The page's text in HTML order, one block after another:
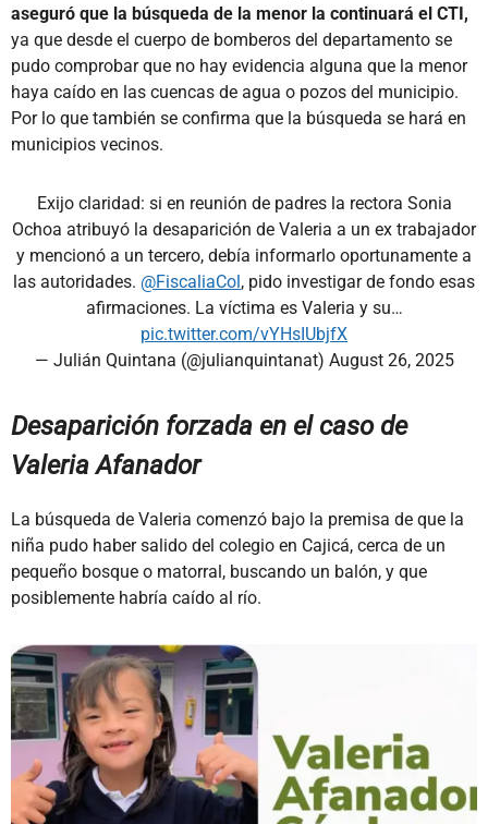
aseguró que la búsqueda de la menor la continuará el CTI,
ya que desde el cuerpo de bomberos del departamento se
pudo comprobar que no hay evidencia alguna que la menor
haya caído en las cuencas de agua o pozos del municipio.
Por lo que también se confirma que la búsqueda se hará en
municipios vecinos.
Exijo claridad: si en reunión de padres la rectora Sonia
Ochoa atribuyó la desaparición de Valeria a un ex trabajador
y mencionó a un tercero, debía informarlo oportunamente a
las autoridades. @FiscaliaCol, pido investigar de fondo esas
afirmaciones. La víctima es Valeria y su…
pic.twitter.com/vYHsIUbjfX
— Julián Quintana (@julianquintanat) August 26, 2025
Desaparición forzada en el caso de
Valeria Afanador
La búsqueda de Valeria comenzó bajo la premisa de que la
niña pudo haber salido del colegio en Cajicá, cerca de un
pequeño bosque o matorral, buscando un balón, y que
posiblemente habría caído al río.